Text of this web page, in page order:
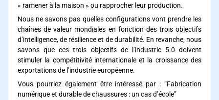
« ramener à la maison » ou rapprocher leur production.
Nous ne savons pas quelles configurations vont prendre les
chaînes de valeur mondiales en fonction des trois objectifs
d’intelligence, de résilience et de durabilité. En revanche, nous
savons que ces trois objectifs de l’industrie 5.0 doivent
stimuler la compétitivité internationale et la croissance des
exportations de l’industrie européenne.
Vous pourriez également être intéressé par : “Fabrication
numérique et durable de chaussures : un cas d’école”